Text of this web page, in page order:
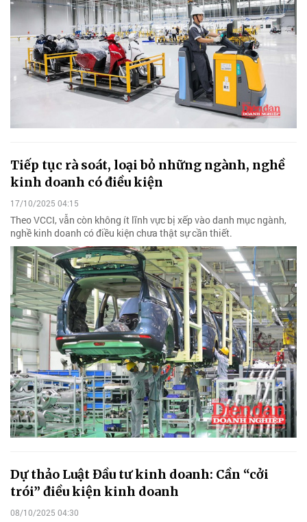
Tiếp tục rà soát, loại bỏ những ngành, nghề
kinh doanh có điều kiện
17/10/2025 04:15
Theo VCCI, vẫn còn không ít lĩnh vực bị xếp vào danh mục ngành,
nghề kinh doanh có điều kiện chưa thật sự cần thiết.
Dự thảo Luật Đầu tư kinh doanh: Cần “cởi
trói” điều kiện kinh doanh
08/10/2025 04:30